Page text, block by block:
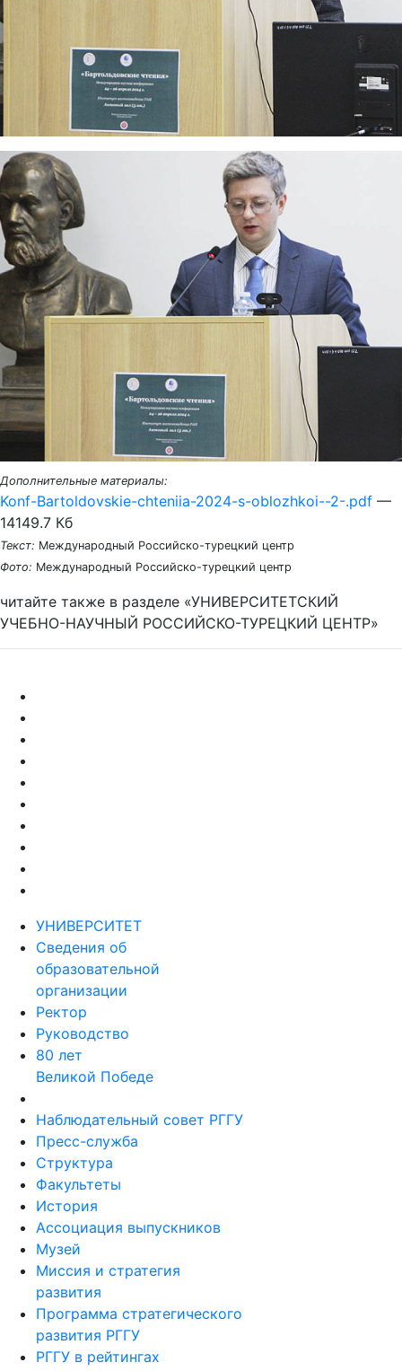
Дополнительные материалы:
Konf-Bartoldovskie-chteniia-2024-s-oblozhkoi--2-.pdf —
14149.7 Кб
Текст: Международный Российско-турецкий центр
Фото: Международный Российско-турецкий центр
читайте также в разделе «УНИВЕРСИТЕТСКИЙ
УЧЕБНО-НАУЧНЫЙ РОССИЙСКО-ТУРЕЦКИЙ ЦЕНТР»
УНИВЕРСИТЕТ
Сведения об
образовательной
организации
Ректор
Руководство
80 лет
Великой Победе
Наблюдательный совет РГГУ
Пресс-служба
Структура
Факультеты
История
Ассоциация выпускников
Музей
Миссия и стратегия
развития
Программа стратегического
развития РГГУ
РГГУ в рейтингах